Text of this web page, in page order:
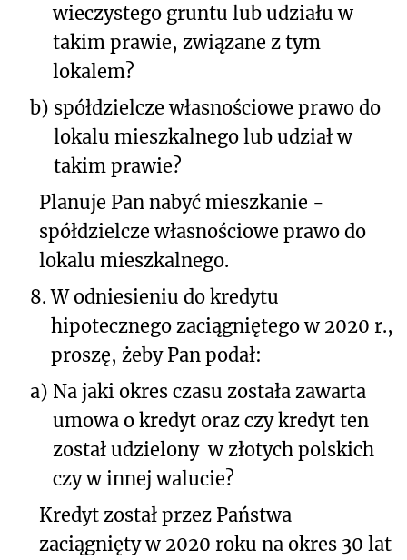
wieczystego gruntu lub udziału w
takim prawie, związane z tym
lokalem?
b) spółdzielcze własnościowe prawo do
lokalu mieszkalnego lub udział w
takim prawie?
Planuje Pan nabyć mieszkanie -
spółdzielcze własnościowe prawo do
lokalu mieszkalnego.
8. W odniesieniu do kredytu
hipotecznego zaciągniętego w 2020 r.,
proszę, żeby Pan podał:
a) Na jaki okres czasu została zawarta
umowa o kredyt oraz czy kredyt ten
został udzielony w złotych polskich
czy w innej walucie?
Kredyt został przez Państwa
zaciągnięty w 2020 roku na okres 30 lat